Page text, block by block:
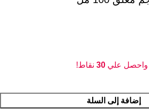
واحصل علي 30 نقاط!
إضافة إلى السلة